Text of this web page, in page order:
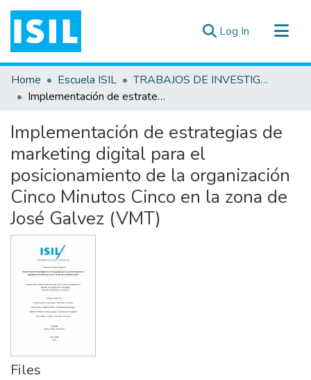
Log In (current)
All of DSpace
Statistics
Documentos ▾
Home Escuela ISIL
TRABAJOS DE INVESTIGACIÓN
Implementación de estrategias de marketing digital para el posicionamiento de la organización Cinco Minutos Cinco en la zona de José Galvez (VMT)
Implementación de estrategias de
marketing digital para el
posicionamiento de la organización
Cinco Minutos Cinco en la zona de
José Galvez (VMT)
Files